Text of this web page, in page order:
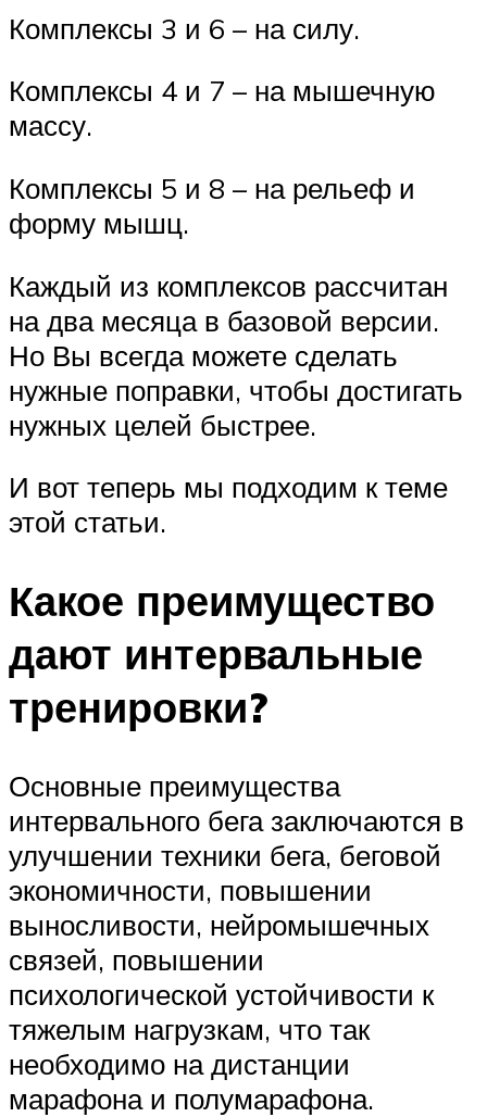
Комплексы 3 и 6 – на силу.
Комплексы 4 и 7 – на мышечную
массу.
Комплексы 5 и 8 – на рельеф и
форму мышц.
Каждый из комплексов рассчитан
на два месяца в базовой версии.
Но Вы всегда можете сделать
нужные поправки, чтобы достигать
нужных целей быстрее.
И вот теперь мы подходим к теме
этой статьи.
Какое преимущество
дают интервальные
тренировки?
Основные преимущества
интервального бега заключаются в
улучшении техники бега, беговой
экономичности, повышении
выносливости, нейромышечных
связей, повышении
психологической устойчивости к
тяжелым нагрузкам, что так
необходимо на дистанции
марафона и полумарафона.